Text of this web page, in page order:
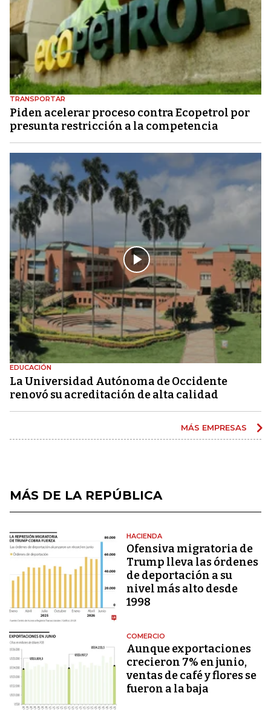
TRANSPORTAR
Piden acelerar proceso contra Ecopetrol por
presunta restricción a la competencia
EDUCACIÓN
La Universidad Autónoma de Occidente
renovó su acreditación de alta calidad
MÁS EMPRESAS
MÁS DE LA REPÚBLICA
HACIENDA
Ofensiva migratoria de
Trump lleva las órdenes
de deportación a su
nivel más alto desde
1998
COMERCIO
Aunque exportaciones
crecieron 7% en junio,
ventas de café y flores se
fueron a la baja